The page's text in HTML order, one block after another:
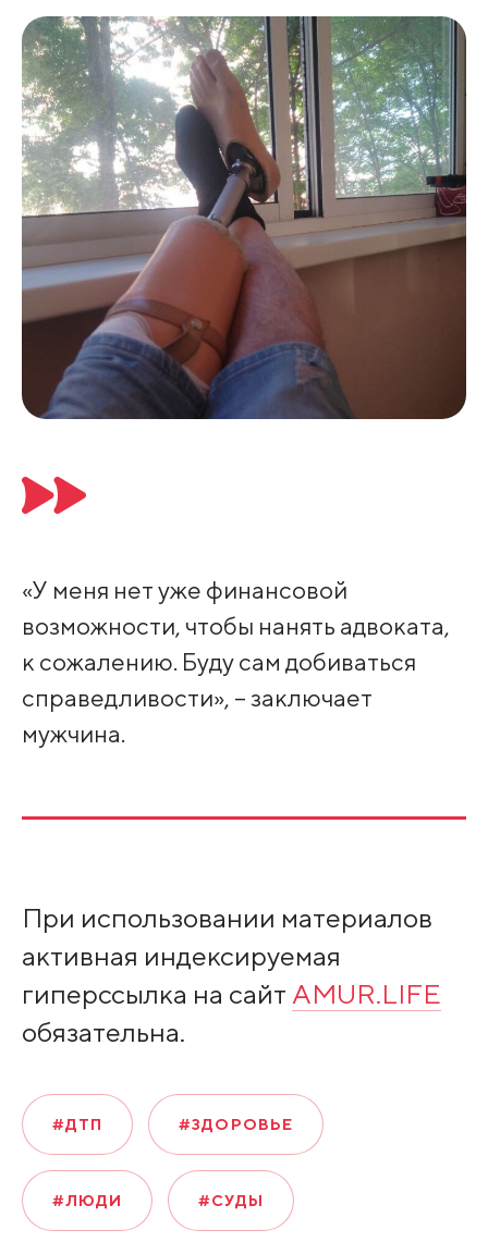
«У меня нет уже финансовой
возможности, чтобы нанять адвоката,
к сожалению. Буду сам добиваться
справедливости», – заключает
мужчина.
При использовании материалов
активная индексируемая
гиперссылка на сайт AMUR.LIFE
обязательна.
#ДТП #ЗДОРОВЬЕ
#ЛЮДИ #СУДЫ